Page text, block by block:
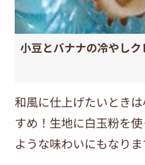
小豆とバナナの冷やしク
和風に仕上げたいとき
すめ！生地に白玉粉を
ような味わいにもなり